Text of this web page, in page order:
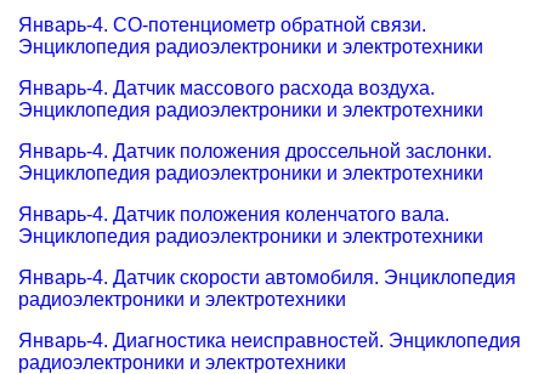
Январь-4. CO-потенциометр обратной связи.
Энциклопедия радиоэлектроники и электротехники
Январь-4. Датчик массового расхода воздуха.
Энциклопедия радиоэлектроники и электротехники
Январь-4. Датчик положения дроссельной заслонки.
Энциклопедия радиоэлектроники и электротехники
Январь-4. Датчик положения коленчатого вала.
Энциклопедия радиоэлектроники и электротехники
Январь-4. Датчик скорости автомобиля. Энциклопедия
радиоэлектроники и электротехники
Январь-4. Диагностика неисправностей. Энциклопедия
радиоэлектроники и электротехники